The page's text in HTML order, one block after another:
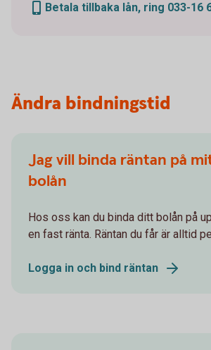
Betala tillbaka lån, ring 033-16
Ändra bindningstid
Jag vill binda räntan på
bolån
Hos oss kan du binda ditt bolån på
en fast ränta. Räntan du får är alltid
Logga in och bind räntan